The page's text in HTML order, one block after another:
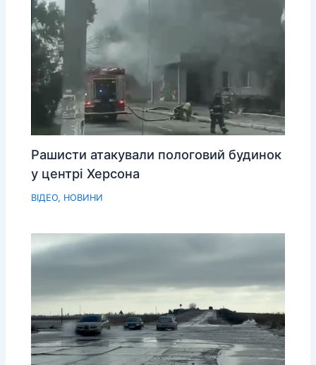
Рашисти атакували пологовий будинок
у центрі Херсона
ВІДЕО, НОВИНИ